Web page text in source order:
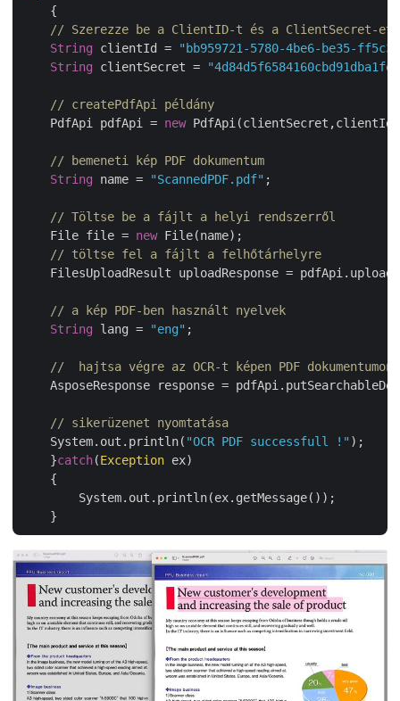
    {
// Szerezze be a ClientID-t és a ClientSecret-et
String clientId =
"bb959721-5780-4be6-be35-
String clientSecret =
// createPdfApi példány
    PdfApi pdfApi =
new
// bemeneti kép PDF dokumentum
String name = "ScannedPDF.pdf" ;
// Töltse be a fájlt a helyi rendszerről
    File file =
new File(name);
// töltse fel a fájlt a felhőtárhelyre
FilesUploadResult uploadResponse =
// a kép PDF-ben használt nyelvek
String lang = "eng" ;
//  hajtsa végre az OCR-t képen PDF dokumentumon
AsposeResponse response =
// sikerüzenet nyomtatása
    System.out.println(
"OCR PDF successfull !" );
    }
catch(Exception ex)
    {
        System.out.println(ex.getMessage());